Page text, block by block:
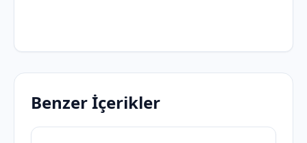
Benzer İçerikler